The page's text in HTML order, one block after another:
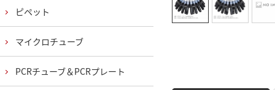
ピペット
マイクロチューブ
PCRチューブ＆PCRプレート